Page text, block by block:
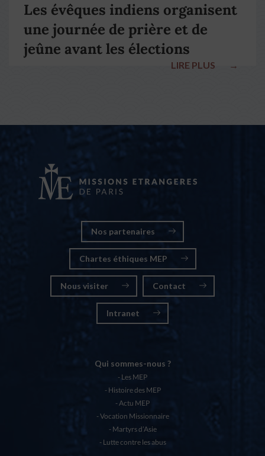
Les évêques indiens organisent
une journée de prière et de
jeûne avant les élections
LIRE PLUS →
Nos partenaires
Chartes éthiques MEP
Nous visiter Contact
Intranet
Qui sommes-nous ?
Les MEP
Histoire des MEP
Actu MEP
Vocation Missionnaire
Martyrs d’Asie
Lutte contre les abus